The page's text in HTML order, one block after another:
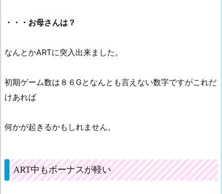
・・・お母さんは？
なんとかARTに突入出来ました。
初期ゲーム数は８６Gとなんとも言えない数字ですがこれだ
けあれば
何かが起きるかもしれません。
ART中もボーナスが軽い